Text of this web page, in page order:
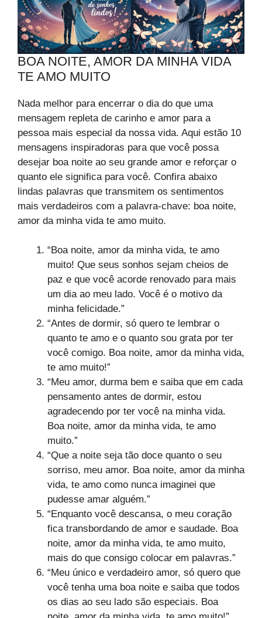
BOA NOITE, AMOR DA MINHA VIDA
TE AMO MUITO
Nada melhor para encerrar o dia do que uma
mensagem repleta de carinho e amor para a
pessoa mais especial da nossa vida. Aqui estão 10
mensagens inspiradoras para que você possa
desejar boa noite ao seu grande amor e reforçar o
quanto ele significa para você. Confira abaixo
lindas palavras que transmitem os sentimentos
mais verdadeiros com a palavra-chave: boa noite,
amor da minha vida te amo muito.
“Boa noite, amor da minha vida, te amo
muito! Que seus sonhos sejam cheios de
paz e que você acorde renovado para mais
um dia ao meu lado. Você é o motivo da
minha felicidade.”
“Antes de dormir, só quero te lembrar o
quanto te amo e o quanto sou grata por ter
você comigo. Boa noite, amor da minha vida,
te amo muito!”
“Meu amor, durma bem e saiba que em cada
pensamento antes de dormir, estou
agradecendo por ter você na minha vida.
Boa noite, amor da minha vida, te amo
muito.”
“Que a noite seja tão doce quanto o seu
sorriso, meu amor. Boa noite, amor da minha
vida, te amo como nunca imaginei que
pudesse amar alguém.”
“Enquanto você descansa, o meu coração
fica transbordando de amor e saudade. Boa
noite, amor da minha vida, te amo muito,
mais do que consigo colocar em palavras.”
“Meu único e verdadeiro amor, só quero que
você tenha uma boa noite e saiba que todos
os dias ao seu lado são especiais. Boa